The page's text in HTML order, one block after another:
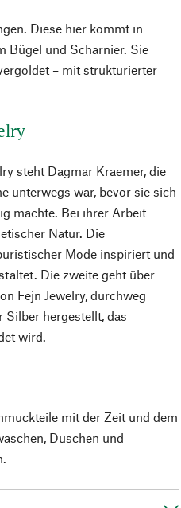
Diese hier kommt in
Bügel und Scharnier. Sie
– mit strukturierter
steht Dagmar Kraemer, die
unterwegs war, bevor sie sich
machte. Bei ihrer Arbeit
Natur. Die
Mode inspiriert und
Die zweite geht über
Fejn Jewelry, durchweg
Silber hergestellt, das
wird.
mit der Zeit und dem
Duschen und